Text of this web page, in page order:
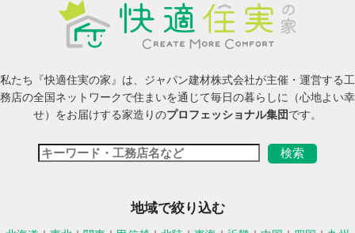
私たち『快適住実の家』は、ジャパン建材株式会社が主催・運営する工
務店の全国ネットワークで住まいを通じて毎日の暮らしに（心地よい幸
せ）をお届けする家造りのプロフェッショナル集団です。
地域で絞り込む